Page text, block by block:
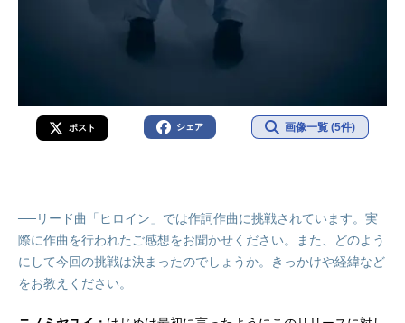
ポスト シェア 画像一覧 (5件)
──リード曲「ヒロイン」では作詞作曲に挑戦されています。実
際に作曲を行われたご感想をお聞かせください。また、どのよう
にして今回の挑戦は決まったのでしょうか。きっかけや経緯など
をお教えください。